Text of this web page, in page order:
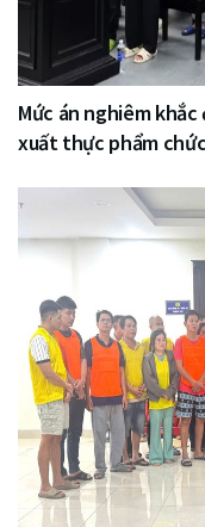
Mức án nghiêm
xuất thực phẩm